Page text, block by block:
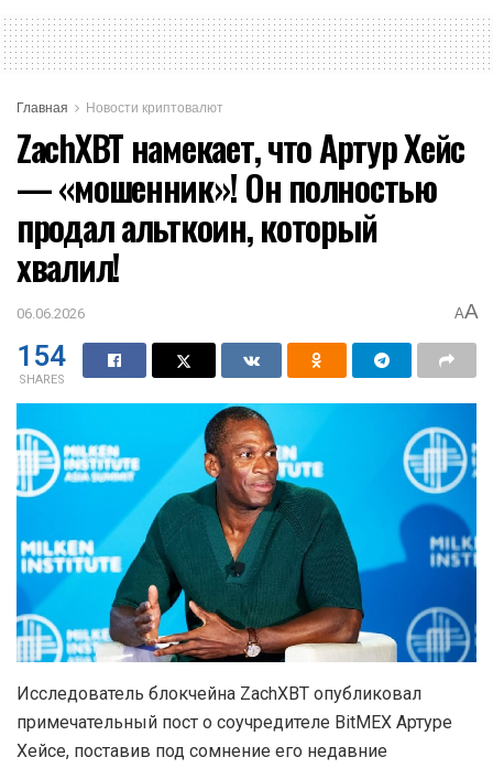
Главная Новости криптовалют
ZachXBT намекает, что Артур Хейс
— «мошенник»! Он полностью
продал альткоин, который
хвалил!
06.06.2026 AA
154
SHARES
Исследователь блокчейна ZachXBT опубликовал
примечательный пост о соучредителе BitMEX Артуре
Хейсе, поставив под сомнение его недавние